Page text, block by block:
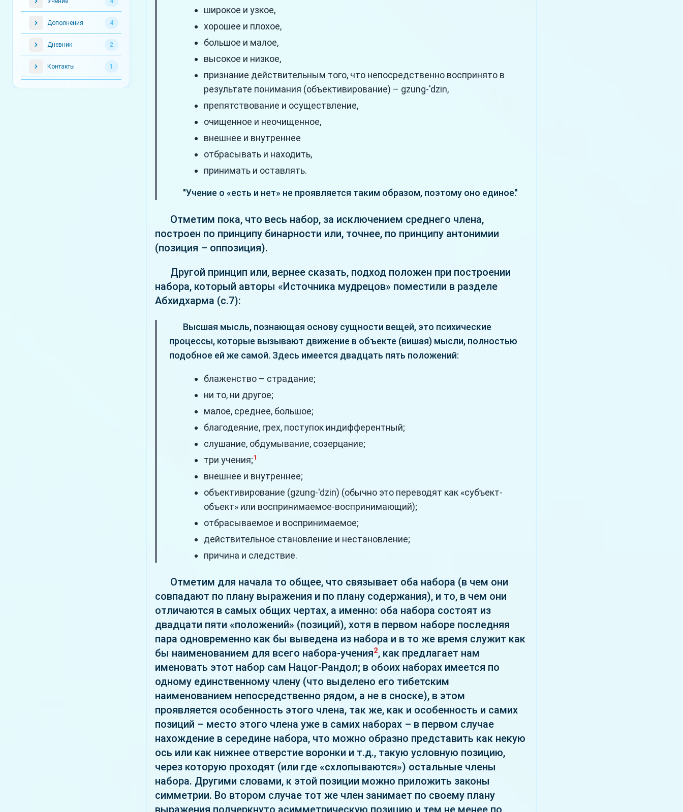
Дополнения 4
Дневник 2
Контакты 1
широкое и узкое,
хорошее и плохое,
большое и малое,
высокое и низкое,
признание действительным того, что непосредственно воспринято в
результате понимания (объективирование) – gzung-'dzin,
препятствование и осуществление,
очищенное и неочищенное,
внешнее и внутреннее
отбрасывать и находить,
принимать и оставлять.
"Учение о «есть и нет» не проявляется таким образом, поэтому оно единое."
Отметим пока, что весь набор, за исключением среднего члена,
построен по принципу бинарности или, точнее, по принципу антонимии
(позиция – оппозиция).
Другой принцип или, вернее сказать, подход положен при построении
набора, который авторы «Источника мудрецов» поместили в разделе
Абхидхарма (с.7):
Высшая мысль, познающая основу сущности вещей, это психические
процессы, которые вызывают движение в объекте (вишая) мысли, полностью
подобное ей же самой. Здесь имеется двадцать пять положений:
блаженство – страдание;
ни то, ни другое;
малое, среднее, большое;
благодеяние, грех, поступок индифферентный;
слушание, обдумывание, созерцание;
три учения;1
внешнее и внутреннее;
объективирование (gzung-'dzin) (обычно это переводят как «субъект-
объект» или воспринимаемое-воспринимающий);
отбрасываемое и воспринимаемое;
действительное становление и нестановление;
причина и следствие.
Отметим для начала то общее, что связывает оба набора (в чем они
совпадают по плану выражения и по плану содержания), и то, в чем они
отличаются в самых общих чертах, а именно: оба набора состоят из
двадцати пяти «положений» (позиций), хотя в первом наборе последняя
пара одновременно как бы выведена из набора и в то же время служит как
бы наименованием для всего набора-учения2, как предлагает нам
именовать этот набор сам Нацог-Рандол; в обоих наборах имеется по
одному единственному члену (что выделено его тибетским
наименованием непосредственно рядом, а не в сноске), в этом
проявляется особенность этого члена, так же, как и особенность и самих
позиций – место этого члена уже в самих наборах – в первом случае
нахождение в середине набора, что можно образно представить как некую
ось или как нижнее отверстие воронки и т.д., такую условную позицию,
через которую проходят (или где «схлопываются») остальные члены
набора. Другими словами, к этой позиции можно приложить законы
симметрии. Во втором случае тот же член занимает по своему плану
выражения подчеркнуто асимметрическую позицию и тем не менее по